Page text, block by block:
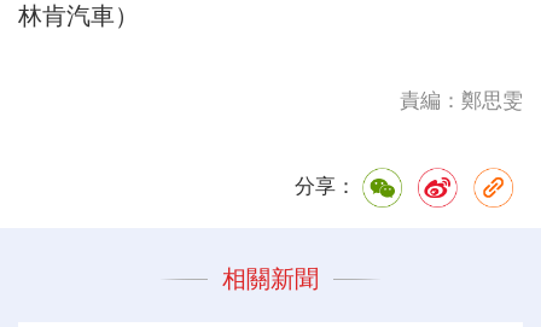
林肯汽車）
責編：鄭思雯
分享：
相關新聞